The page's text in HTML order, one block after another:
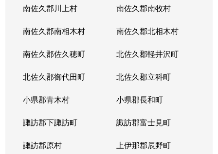
南佐久郡川上村 南佐久郡南牧村
南佐久郡南相木村 南佐久郡北相木村
南佐久郡佐久穂町 北佐久郡軽井沢町
北佐久郡御代田町 北佐久郡立科町
小県郡青木村 小県郡長和町
諏訪郡下諏訪町 諏訪郡富士見町
諏訪郡原村 上伊那郡辰野町